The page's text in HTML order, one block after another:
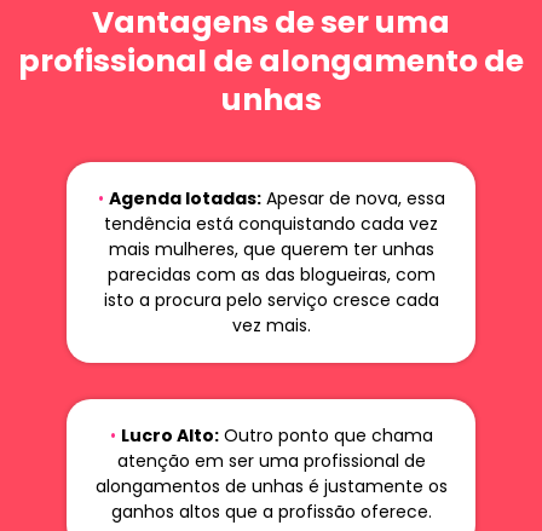
Vantagens de ser uma
profissional de alongamento de
unhas
• Agenda lotadas:Apesar de nova, essa
tendência está conquistando cada vez
mais mulheres, que querem ter unhas
parecidas com as das blogueiras, com
isto a procura pelo serviço cresce cada
vez mais.
• Lucro Alto:Outro ponto que chama
atenção em ser uma profissional de
alongamentos de unhas é justamente os
ganhos altos que a profissão oferece.